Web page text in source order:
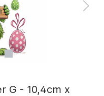
G - 10,4cm x